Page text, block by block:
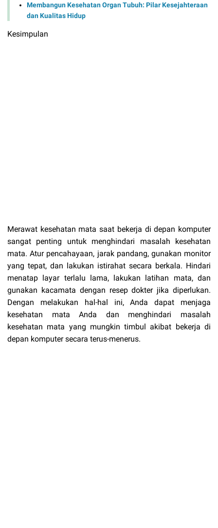
Membangun Kesehatan Organ Tubuh: Pilar Kesejahteraan
dan Kualitas Hidup
Kesimpulan
Merawat kesehatan mata saat bekerja di depan komputer
sangat penting untuk menghindari masalah kesehatan
mata. Atur pencahayaan, jarak pandang, gunakan monitor
yang tepat, dan lakukan istirahat secara berkala. Hindari
menatap layar terlalu lama, lakukan latihan mata, dan
gunakan kacamata dengan resep dokter jika diperlukan.
Dengan melakukan hal-hal ini, Anda dapat menjaga
kesehatan mata Anda dan menghindari masalah
kesehatan mata yang mungkin timbul akibat bekerja di
depan komputer secara terus-menerus.